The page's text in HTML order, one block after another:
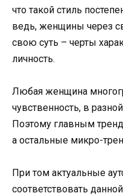
что такой стиль
ведь, женщины через
свою суть – черты
личность.
Любая женщина
чувственность, в
Поэтому главным
а остальные микро-
При том актуальные
соответствовать